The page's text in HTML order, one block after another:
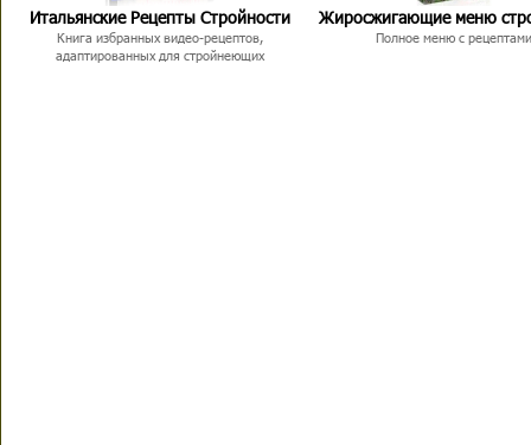
Итальянские Рецепты Стройности
Книга избранных видео-рецептов,
адаптированных для стройнеющих
Жиросжигающие меню
Полное меню с рецептами